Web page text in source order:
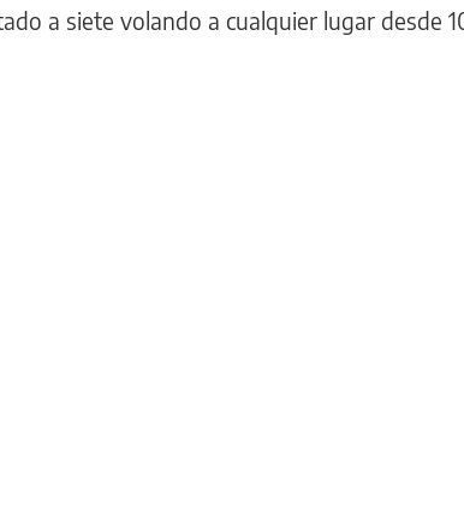
a siete volando a cualquier lugar desde